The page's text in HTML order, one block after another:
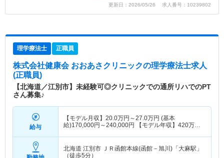
更新日：2026/05/26 求人番号：10239802
理学療法士 正職員
株式会社健康会 おおあさクリニックの理学療法士求人
(正職員)
【北海道／江別市】未経験可◎クリニックでの通所リハでのPT
さん募集♪
給与
【モデル月収】 20.0万円～27.0万円 (基本
給)170,000円～240,000円 【モデル年収】 420万円
理学療法士10年以上、世帯主、 配偶者・子2人扶
養、賞与年2
北海道 江別市 ＪＲ函館本線(函館－旭川)「大麻駅」
（徒歩5分）